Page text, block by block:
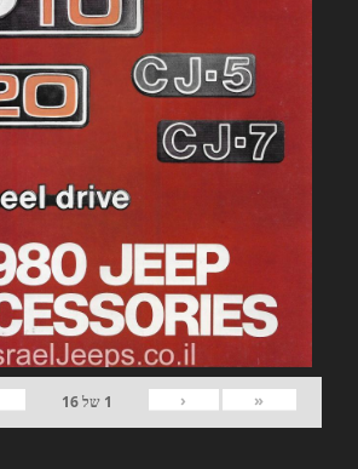
«
‹
1 של16